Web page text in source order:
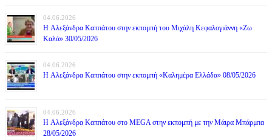
04.06.2026
H Αλεξάνδρα Καππάτου στην εκπομπή του Μιχάλη Κεφαλογιάννη «Ζω
Καλά» 30/05/2026
04.06.2026
H Αλεξάνδρα Καππάτου στην εκπομπή «Καλημέρα Ελλάδα» 08/05/2026
04.06.2026
H Αλεξάνδρα Καππάτου στο MEGA στην εκπομπή με την Μάιρα Mπάρμπα
28/05/2026